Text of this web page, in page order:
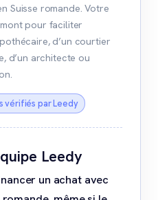
Suisse romande. Votre
pour faciliter
d’un courtier
d’un architecte ou
vérifiés par Leedy
Leedy
un achat avec